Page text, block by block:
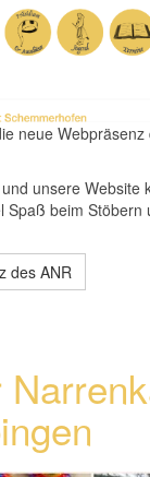
neue
unsere Website
beim Stöbern
des ANR